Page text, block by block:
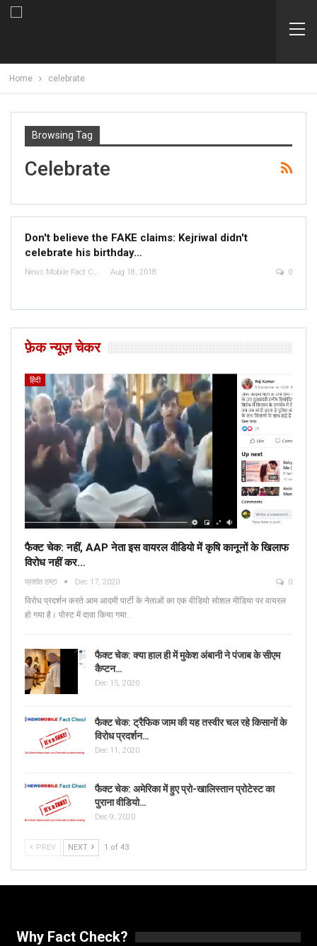
Home celebrate
Browsing Tag
Celebrate
Don't believe the FAKE claims: Kejriwal didn't
celebrate his birthday…
News Mobile Fact Check Bureau Aug 18, 2018 0
फ़ेक न्यूज़ चेकर
हिंदी
फैक्ट चेक: नहीं, AAP नेता इस वायरल वीडियो में कृषि कानूनों के खिलाफ
विरोध नहीं कर…
प्रशांत टम्टा Dec 17, 2020 0
विरोध प्रदर्शन करते आम आदमी पार्टी के नेताओं का एक वीडियो सोशल मीडिया पर वायरल
हो गया है। पोस्ट में दावा किया गया…
फैक्ट चेक: क्या हाल ही में मुकेश अंबानी ने पंजाब के सीएम
कैप्टन…
Dec 15, 2020
फैक्ट चेक: ट्रैफिक जाम की यह तस्वीर चल रहे किसानों के
विरोध प्रदर्शन…
Dec 11, 2020
फैक्ट चेक: अमेरिका में हुए प्रो-खालिस्तान प्रोटेस्ट का
पुराना वीडियो…
Dec 9, 2020
PREV NEXT 1 of 43
Why Fact Check?